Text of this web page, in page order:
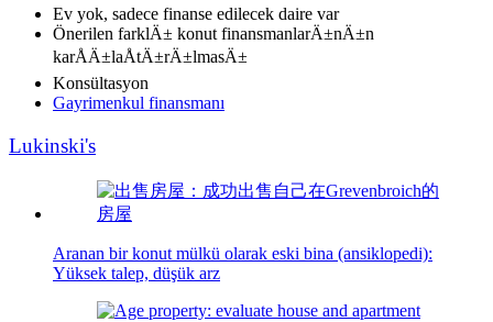
Ev yok, sadece finanse edilecek daire var
Önerilen farklÄ± konut finansmanlarÄ±nÄ±n
karÅÄ±laÅtÄ±rÄ±lmasÄ±
Konsültasyon
Gayrimenkul finansmanı
Lukinski's
Aranan bir konut mülkü olarak eski bina (ansiklopedi):
Yüksek talep, düşük arz